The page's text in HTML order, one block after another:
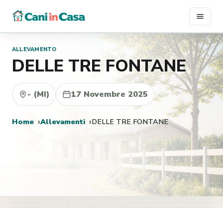
contenuto
ALLEVAMENTO
DELLE TRE FONTANE
- (MI) 17 Novembre 2025
Home Allevamenti DELLE TRE FONTANE